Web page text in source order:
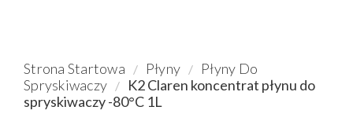
Strona Startowa Płyny
Płyny Do
Spryskiwaczy
K2 Claren koncentrat płynu do
spryskiwaczy -80°C 1L